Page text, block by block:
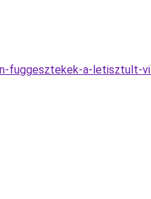
fuggesztekek-a-letisztult-